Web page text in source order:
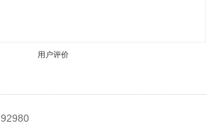
用户评价
92980